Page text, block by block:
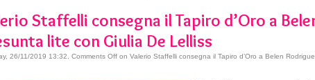
Staffelli consegna il Tapiro d’Oro a
lite con Giulia De Lelliss
26/11/2019 13:32 Comments Off on Valerio Staffelli consegna il Tapiro d’Oro a Belen